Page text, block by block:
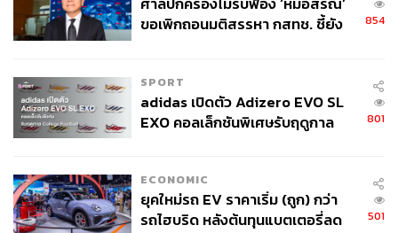
ขอเพิกถอนมติสรรหา กสทช. ชี้ยัง
854
SPORT
adidas เปิดตัว Adizero EVO SL
EXO คอลเล็กชันพิเศษรับฤดูกาล
801
ECONOMIC
ยุคใหม่รถ EV ราคาเริ่ม (ถูก) กว่า
รถไฮบริด หลังต้นทุนแบตเตอรี่ลด
501